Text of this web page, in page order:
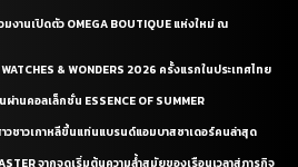
านเปิดตัว OMEGA BOUTIQUE แห่งใหม่ ณ
& WONDERS 2026 ครั้งแรกในประเทศไทย
นคอลเล็กชั่น ESSENCE OF SUMMER
วชาวเกาหลีขึ้นแท่นแบรนด์แอมบาสซาเดอร์คนล่าสุด
จากจุดเริ่มต้นความล้ำสมัยของเรือนเวลาสู่ภารกิจ